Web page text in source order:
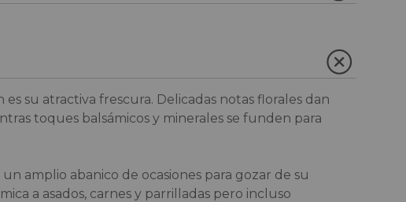
su atractiva frescura. Delicadas notas florales dan
toques balsámicos y minerales se funden para
amplio abanico de ocasiones para gozar de su
a asados, carnes y parrilladas pero incluso